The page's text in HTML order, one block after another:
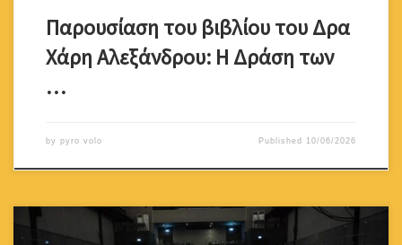
Παρουσίαση του βιβλίου του Δρα
Χάρη Αλεξάνδρου: Η Δράση των
…
by pyro volo Published 10/06/2026